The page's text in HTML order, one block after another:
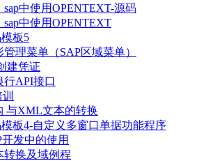
sap中使用OPENTEXT-源码
sap中使用OPENTEXT
板5
管理菜单（SAP区域菜单）
建凭证
行API接口
与XML文本的转换
板4-自定义多窗口单据功能程序
发中的使用
转换及域例程